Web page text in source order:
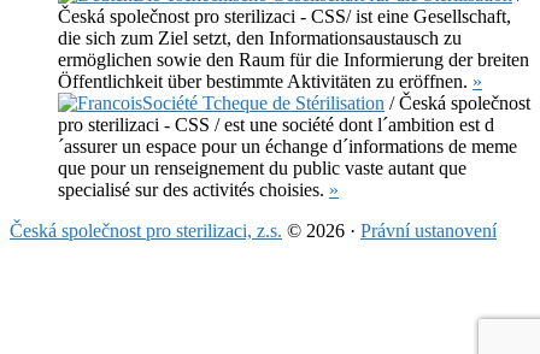
Česká společnost pro sterilizaci - CSS/ ist eine Gesellschaft,
die sich zum Ziel setzt, den Informationsaustausch zu
ermöglichen sowie den Raum für die Informierung der breiten
Öffentlichkeit über bestimmte Aktivitäten zu eröffnen. »
Société Tcheque de Stérilisation / Česká společnost
pro sterilizaci - CSS / est une société dont l´ambition est d
´assurer un espace pour un échange d´informations de meme
que pour un renseignement du public vaste autant que
specialisé sur des activités choisies. »
Česká společnost pro sterilizaci, z.s. © 2026 · Právní ustanovení